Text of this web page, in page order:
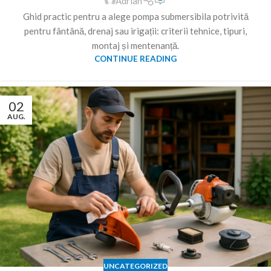
Ghid practic pentru a alege pompa submersibila potrivită
pentru fântână, drenaj sau irigații: criterii tehnice, tipuri,
montaj și mentenanță.
CONTINUE READING
02
AUG.
UNCATEGORIZED